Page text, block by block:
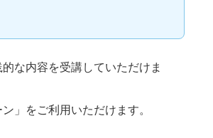
な内容を受講していただけま
」をご利用いただけます。